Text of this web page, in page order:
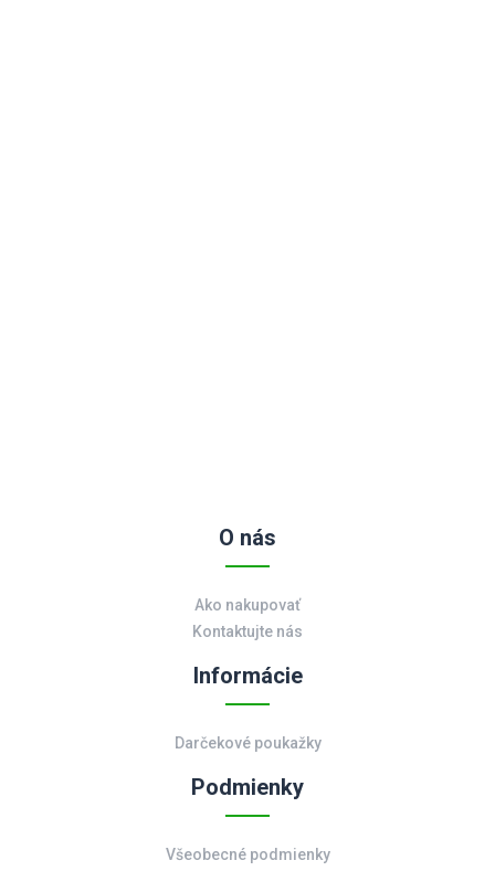
O nás
Ako nakupovať
Kontaktujte nás
Informácie
Darčekové poukažky
Podmienky
Všeobecné podmienky